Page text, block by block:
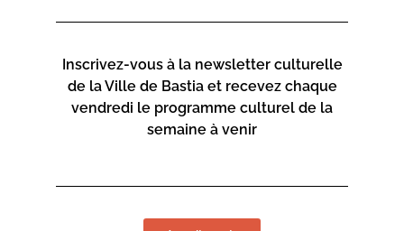
Inscrivez-vous à la newsletter culturelle
de la Ville de Bastia et recevez chaque
vendredi le programme culturel de la
semaine à venir